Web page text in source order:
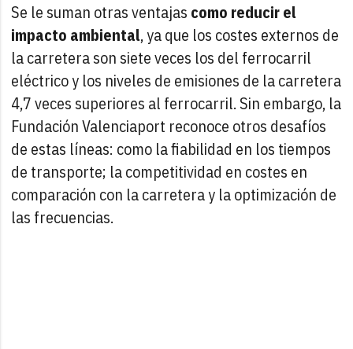
Se le suman otras ventajas como reducir el
impacto ambiental, ya que los costes externos de
la carretera son siete veces los del ferrocarril
eléctrico y los niveles de emisiones de la carretera
4,7 veces superiores al ferrocarril. Sin embargo, la
Fundación Valenciaport reconoce otros desafíos
de estas líneas: como la fiabilidad en los tiempos
de transporte; la competitividad en costes en
comparación con la carretera y la optimización de
las frecuencias.